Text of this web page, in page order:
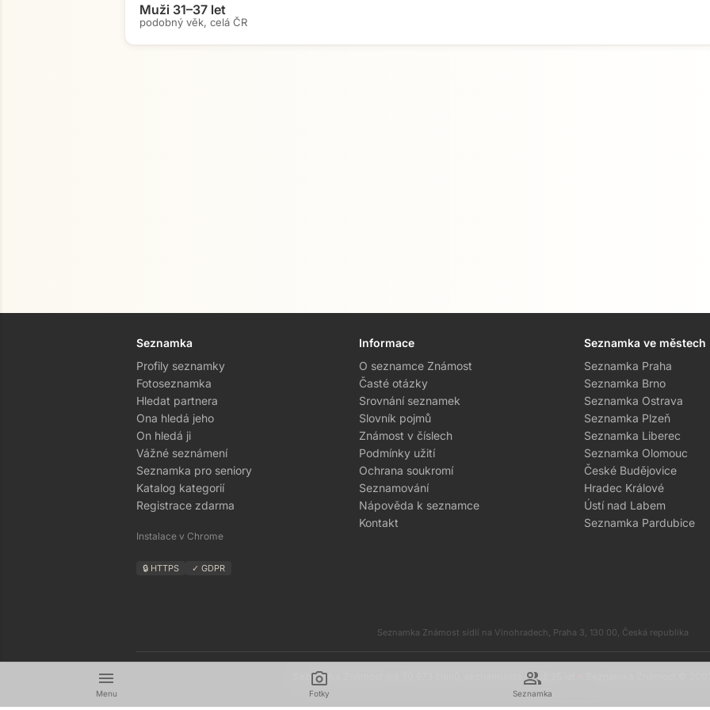
menu
Menu
camera_alt
Fotky
group
Seznamka
Muži 31–37 let
podobný věk, celá ČR
Seznamka
Profily seznamky
Fotoseznamka
Hledat partnera
Ona hledá jeho
On hledá ji
Vážné seznámení
Seznamka pro seniory
Katalog kategorií
Registrace zdarma
Instalace v Chrome
🔒 HTTPS ✓ GDPR
Informace
O seznamce Známost
Časté otázky
Srovnání seznamek
Slovník pojmů
Známost v číslech
Podmínky užití
Ochrana soukromí
Seznamování
Nápověda k seznamce
Kontakt
Seznamka ve městech
Seznamka Praha
Seznamka Brno
Seznamka Ostrava
Seznamka Plzeň
Seznamka Liberec
Seznamka Olomouc
České Budějovice
Hradec Králové
Ústí nad Labem
Seznamka Pardubice
Seznamka Známost sídlí na Vinohradech, Praha 3, 130 00, Česká republika
Seznamka Známost má 70 673 členů, seznamujete se už 25 let